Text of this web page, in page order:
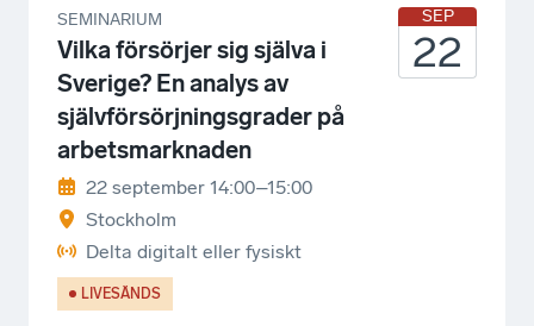
SEMINARIUM
Vilka försörjer sig själva i
Sverige? En analys av
självförsörjningsgrader på
arbetsmarknaden
22 september 14:00–15:00
Stockholm
Delta digitalt eller fysiskt
LIVESÄNDS
SEP
22